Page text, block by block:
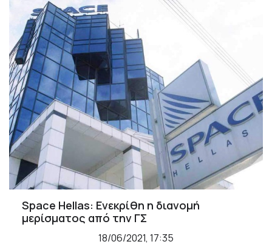
Space Hellas: Ενεκρίθη η διανομή
μερίσματος από την ΓΣ
18/06/2021, 17:35